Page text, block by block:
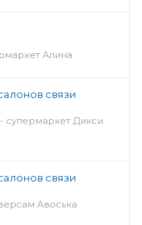
Алина
связи
супермаркет Дикси
связи
Авоська